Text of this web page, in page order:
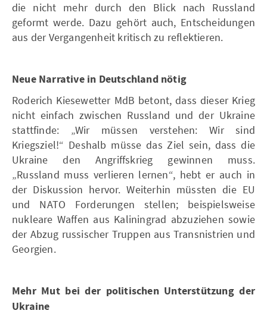
die nicht mehr durch den Blick nach Russland
geformt werde. Dazu gehört auch, Entscheidungen
aus der Vergangenheit kritisch zu reflektieren.
Neue Narrative in Deutschland nötig
Roderich Kiesewetter MdB betont, dass dieser Krieg
nicht einfach zwischen Russland und der Ukraine
stattfinde: „Wir müssen verstehen: Wir sind
Kriegsziel!“ Deshalb müsse das Ziel sein, dass die
Ukraine den Angriffskrieg gewinnen muss.
„Russland muss verlieren lernen“, hebt er auch in
der Diskussion hervor. Weiterhin müssten die EU
und NATO Forderungen stellen; beispielsweise
nukleare Waffen aus Kaliningrad abzuziehen sowie
der Abzug russischer Truppen aus Transnistrien und
Georgien.
Mehr Mut bei der politischen Unterstützung der
Ukraine